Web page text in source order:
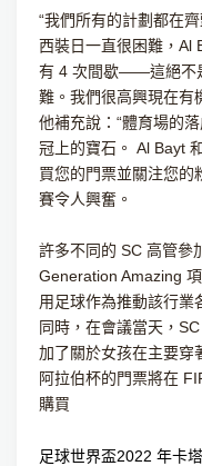
“我們所有的計劃都在
西裝日一直很困難，Al
有 4 次間歇——這絕不
難。我們很高興現在有
他補充說：“體育場的
冠上的寶石。 Al Bayt
買您的門票並關注您的
賽令人興奮。
許多不同的 SC 高管參
Generation Amazing
用足球作為推動該行業
同時，在會議當天，
加了關於女孩在主要穿
阿拉伯杯的門票將在
購買
足球世界盃2022 年卡